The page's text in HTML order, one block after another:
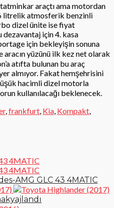
araçtı ama motordan
litrelik atmosferik benzinli
dizel ünite ise fiyat
dezavantaj için 4. kasa
için bekleyişin sonuna
aracın yüzünü ilk kez net olarak
atıfta bulunan bu araç
almıyor. Fakat hemşehrisini
hacimli dizel motorla
kullanılacağı beklenecek.
, frankfurt Kia Kompakt
AMG GLC 43 4MATIC